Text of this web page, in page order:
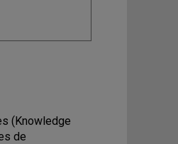
(Knowledge
de